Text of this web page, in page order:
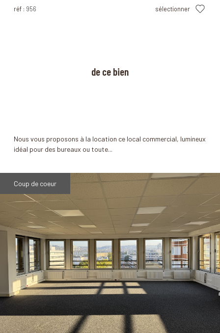
de ce bien
Nous vous proposons à la location ce local commercial, lumineux
idéal pour des bureaux ou toute...
réf : 956 sélectionner
Coup de coeur